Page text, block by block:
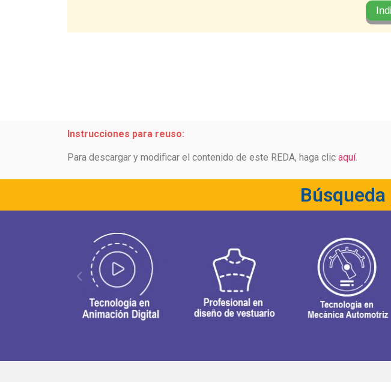
Instrucciones para reuso:
Para descargar y modificar el contenido de este REDA, haga clic aquí.